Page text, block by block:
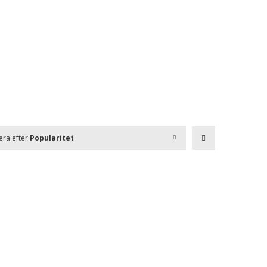
efter Popularitet